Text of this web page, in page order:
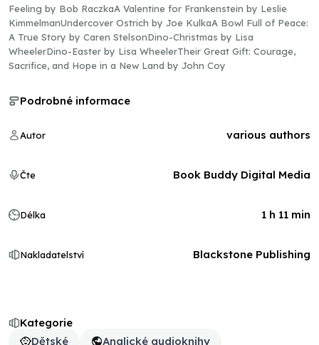
Feeling by Bob RaczkaA Valentine for Frankenstein by Leslie
KimmelmanUndercover Ostrich by Joe KulkaA Bowl Full of Peace:
A True Story by Caren StelsonDino-Christmas by Lisa
WheelerDino-Easter by Lisa WheelerTheir Great Gift: Courage,
Sacrifice, and Hope in a New Land by John Coy
Kategorie
Dětské
Anglické audioknihy
Podrobné informace
Autor various authors
Čte Book Buddy Digital Media
Délka 1 h 11 min
Nakladatelství Blackstone Publishing